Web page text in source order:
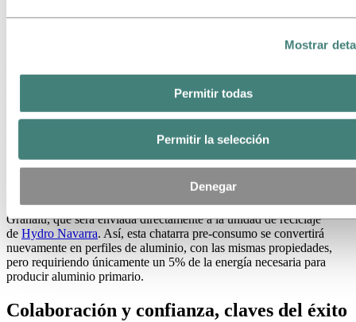
Mostrar
Permitir todas
Permitir la selección
Denegar
Hydro, fabricado localmente a partir de chatarra pre-consumo, post-
consumo y una pequeña proporción de aluminio primario. Recoger
sostenibilidad y buenas prácticas a largo de la cadena de valor del
aluminio, hacen posible que Hydro Recycled Aluminium aporte una
constituye el acuerdo recientemente firmado con Hydro para la
recogida de chatarra generada en los procesos de fabricación de
Granalu, que será enviada directamente a la unidad de reciclaje
de Hydro Navarra. Así, esta chatarra pre-consumo se convertirá
nuevamente en perfiles de aluminio, con las mismas propiedades,
pero requiriendo únicamente un 5% de la energía necesaria para
producir aluminio primario.
Colaboración y confianza, claves del éxito